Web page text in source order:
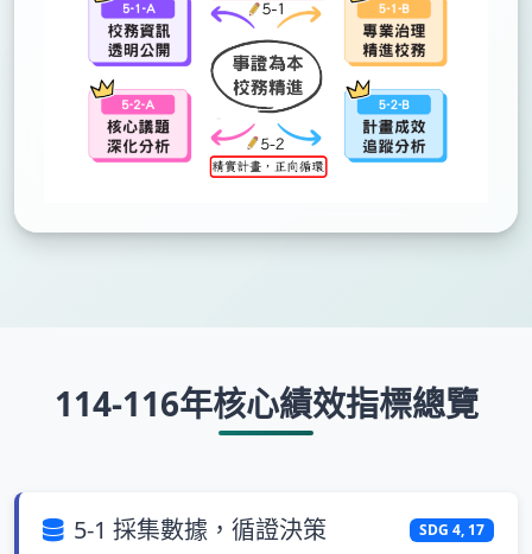
114-116年核心績效指標總覽
5-1 採集數據，循證決策 SDG 4, 17